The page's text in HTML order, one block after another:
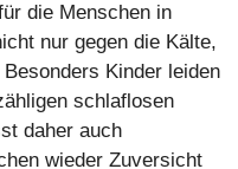
die Menschen in
nur gegen die Kälte,
Kinder leiden
schlaflosen
daher auch
wieder Zuversicht